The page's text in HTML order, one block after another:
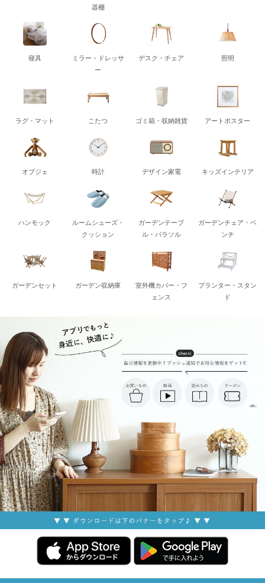
器棚
寝具
ミラー・ドレッサ
ー
デスク・チェア 照明
ラグ・マット こたつ ゴミ箱・収納雑貨 アートポスター
オブジェ 時計 デザイン家電 キッズインテリア
ハンモック
ルームシューズ・
クッション
ガーデンテーブ
ル・パラソル
ガーデンチェア・ベ
ンチ
ガーデンセット ガーデン収納庫
室外機カバー・フ
ェンス
プランター・スタン
ド